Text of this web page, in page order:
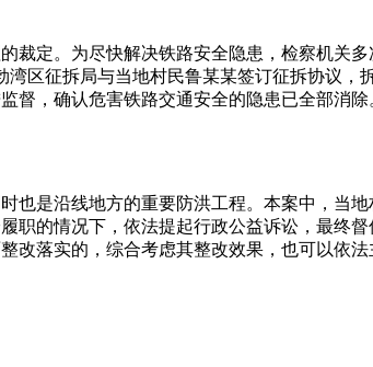
裁定。为尽快解决铁路安全隐患，检察机关
区征拆局与当地村民鲁某某签订征拆协议
督，确认危害铁路交通安全的隐患已全部消
也是沿线地方的重要防洪工程。本案中，当
职的情况下，依法提起行政公益诉讼，最终
落实的，综合考虑其整改效果，也可以依